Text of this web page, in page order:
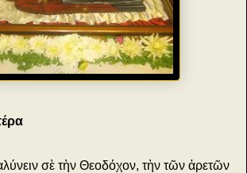
σὲ τὴν Θεοδόχον, τὴν τῶν ἀρετῶν